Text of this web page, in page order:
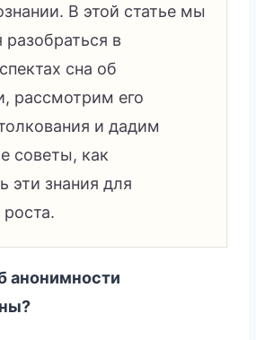
В этой статье мы
разобраться в
сна об
рассмотрим его
и дадим
советы, как
эти знания для
анонимности